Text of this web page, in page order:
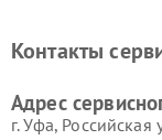
Ремонт
Контакты
Адрес
г. Уфа, Российская